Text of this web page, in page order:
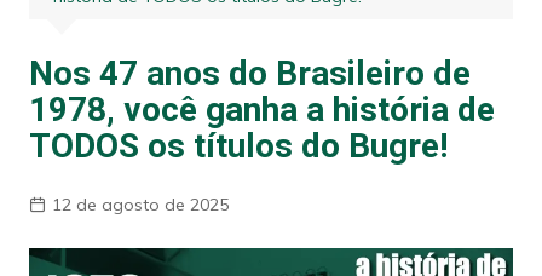
Nos 47 anos do Brasileiro de
1978, você ganha a história de
TODOS os títulos do Bugre!
12 de agosto de 2025